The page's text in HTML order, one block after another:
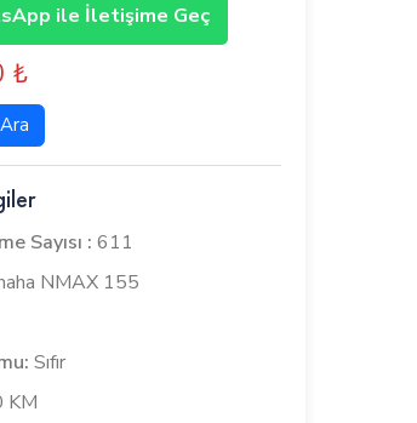
ile İletişime Geç
₺
Sayısı : 611
NMAX 155
Sıfır
KM